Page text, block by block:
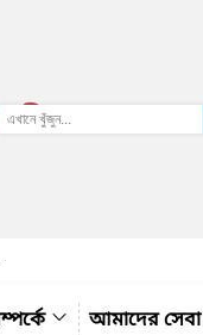
তথ্য বাতায়ন
আমাদের সেবা